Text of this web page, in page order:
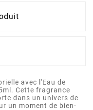
avec l'Eau de
Cette fragrance
dans un univers de
un moment de bien-